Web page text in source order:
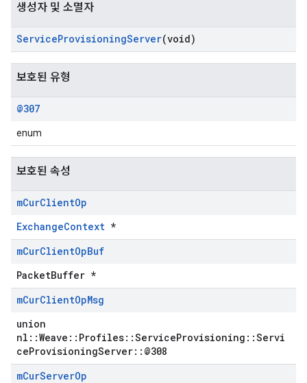
생성자 및 소멸자
ServiceProvisioningServer(void)
보호된 유형
@307
enum
보호된 속성
mCurClientOp
ExchangeContext *
mCurClientOpBuf
PacketBuffer *
mCurClientOpMsg
union
nl::Weave::Profiles::ServiceProvisioning::Servi
ceProvisioningServer::@308
mCurServerOp